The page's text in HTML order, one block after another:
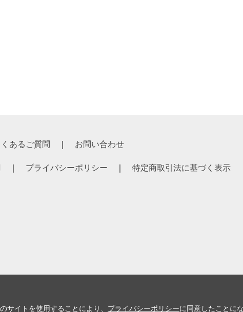
くあるご質問 お問い合わせ
プライバシーポリシー 特定商取引法に基づく表示
サイトを使用することにより、 プライバシーポリシーに同意したことに